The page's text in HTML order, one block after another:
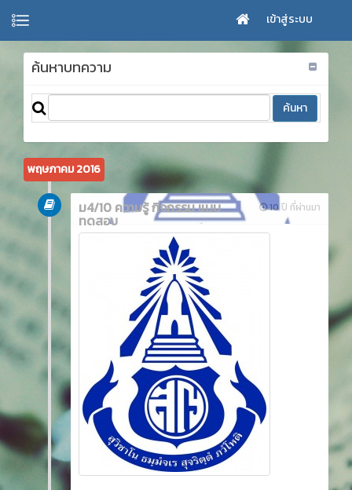
เข้าสู่ระบบ
ค้นหาบทความ
พฤษภาคม 2016
10 ปี ที่ผ่านมา
ม4/10 ความรู้ กิจกรรม แบบ
ทดสอบ